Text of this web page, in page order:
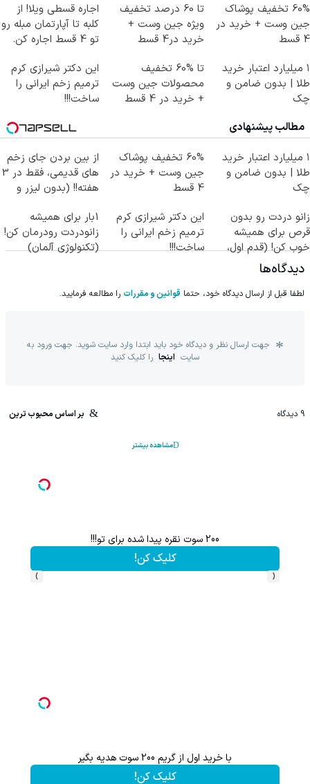
60% تخفیف پوشاک
جین وست + خرید در
4 قسط
تا 60 درصد تخفیف
ویژه جین وست +
خرید در4 قسط
اجاره‌ قسطی ویلا! از
کلبه تا آپارتمان مبله رو
تو 4 قسط اجاره کن.
۱ میلیارد اعتبار خرید
طلا | بدون ضامن و
چک
تا %60 تخفیف
محصولات جین وست
+ خرید در 4 قسط
این دکتر شیرازی کرم
ترمیم زخم ایرانی را
ساخت!!!
مطالب پیشنهادی
۱ میلیارد اعتبار خرید
طلا | بدون ضامن و
چک
60% تخفیف پوشاک
جین وست + خرید در
4 قسط
از بین بردن جای زخم
های قدیمی، فقط در 3
هفته!! (بدون لیزر و
زانو دردت رو بدون
قرص برای همیشه
خوب کن! (قدم اول،
پرسش‌نامه)
این دکتر شیرازی کرم
ترمیم زخم ایرانی را
ساخت!!!
1بار برای همیشه
زانودردت رودرمان کن!
(تکنولوژی آلمان)
دیدگاه‌ها
لطفا قبل از ارسال دیدگاه خود، حتما قوانین و مقررات را مطالعه فرمایید.
جهت ارسال نظر و دیدگاه خود باید ابتدا وارد سایت شوید. جهت ورود به
سایت اینجا را کلیک کنید
9 دیدگاه بر اساس محبوب ترین
مشاهده بیشتر
200 سوت نقره پیدا شده برای تو!!!
کلیک کن!
‹
›
با خرید اول از گریم 200 سوت هدیه بگیر
کلیک کن!